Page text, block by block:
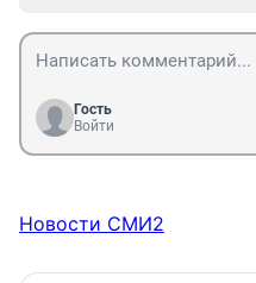
Гость
Войти
Новости СМИ2